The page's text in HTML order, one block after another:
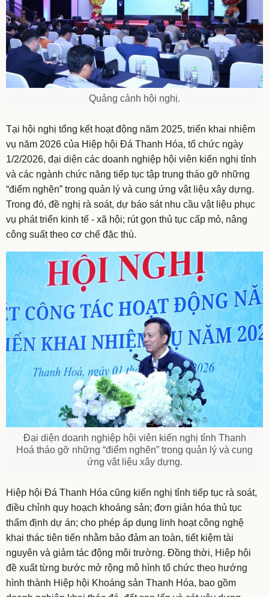
Quảng cảnh hội nghị.
Tại hội nghị tổng kết hoạt động năm 2025, triển khai nhiệm
vụ năm 2026 của Hiệp hội Đá Thanh Hóa, tổ chức ngày
1/2/2026, đại diện các doanh nghiệp hội viên kiến nghị tỉnh
và các ngành chức năng tiếp tục tập trung tháo gỡ những
“điểm nghẽn” trong quản lý và cung ứng vật liệu xây dựng.
Trong đó, đề nghị rà soát, dự báo sát nhu cầu vật liệu phục
vụ phát triển kinh tế - xã hội; rút gọn thủ tục cấp mỏ, nâng
công suất theo cơ chế đặc thù.
Đại diện doanh nghiệp hội viên kiến nghị tỉnh Thanh
Hoá tháo gỡ những “điểm nghẽn” trong quản lý và cung
ứng vật liệu xây dựng.
Hiệp hội Đá Thanh Hóa cũng kiến nghị tỉnh tiếp tục rà soát,
điều chỉnh quy hoạch khoáng sản; đơn giản hóa thủ tục
thẩm định dự án; cho phép áp dụng linh hoạt công nghệ
khai thác tiên tiến nhằm bảo đảm an toàn, tiết kiệm tài
nguyên và giảm tác động môi trường. Đồng thời, Hiệp hội
đề xuất từng bước mở rộng mô hình tổ chức theo hướng
hình thành Hiệp hội Khoáng sản Thanh Hóa, bao gồm